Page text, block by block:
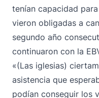
tenían capacidad
vieron obligadas a
segundo año
continuaron con la
«(Las iglesias)
asistencia que
podían conseguir los